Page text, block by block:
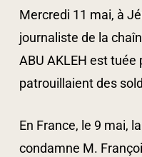
Mercredi 11 mai, à
journaliste de la
ABU AKLEH est
patrouillaient des
En France, le 9 mai,
condamne M.